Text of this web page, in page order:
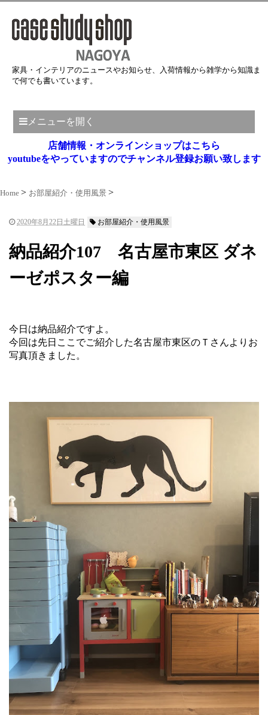
家具・インテリアのニュースやお知らせ、入荷情報から雑学から知識ま
で何でも書いています。
メニューを開く
店舗情報・オンラインショップはこちら
youtubeをやっていますのでチャンネル登録お願い致します
Home お部屋紹介・使用風景
2020年8月22日土曜日 お部屋紹介・使用風景
納品紹介107 名古屋市東区 ダネ
ーゼポスター編
今日は納品紹介ですよ。
今回は先日ここでご紹介した名古屋市東区のＴさんよりお
写真頂きました。